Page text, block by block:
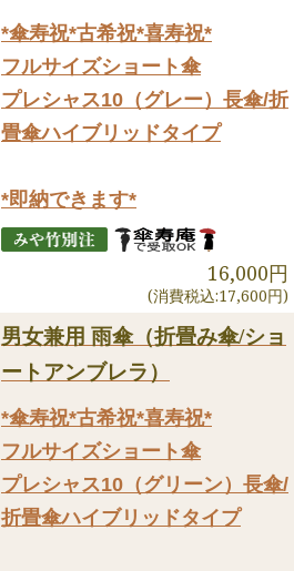
*傘寿祝*古希祝*喜寿祝*
フルサイズショート傘
プレシャス10（グレー）長傘/折
畳傘ハイブリッドタイプ
*即納できます*
16,000円
(消費税込:17,600円)
男女兼用 雨傘（折畳み傘/ショ
ートアンブレラ）
*傘寿祝*古希祝*喜寿祝*
フルサイズショート傘
プレシャス10（グリーン）長傘/
折畳傘ハイブリッドタイプ